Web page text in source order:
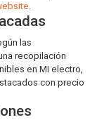
.
las
recopilación
en Mi electro,
con precio